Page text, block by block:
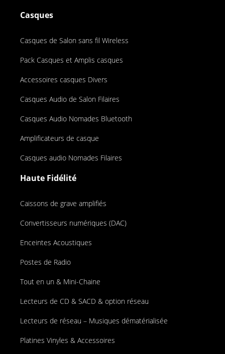
Casques
Casques de Salon sans fil Wireless
Pack Casques et Amplis casques
Accessoires casques Divers
Casques Audio de Salon Filaires
Casques Audio Nomades Bluetooth
Amplificateurs de casque
Casques audio Nomades Filaires
Haute Fidélité
Caissons de grave amplifiés
Convertisseurs numériques (DAC)
Enceintes Acoustiques
Postes de Radio
Tout en un & Mini-Chaine
Lecteurs de CD & SACD & option réseau
Lecteurs de réseau – Musiques dématérialisée
Platines Vinyles & Accessoires